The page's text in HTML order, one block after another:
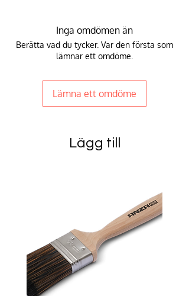
Inga omdömen än
Berätta vad du tycker. Var den första som
lämnar ett omdöme.
Lämna ett omdöme
Lägg till